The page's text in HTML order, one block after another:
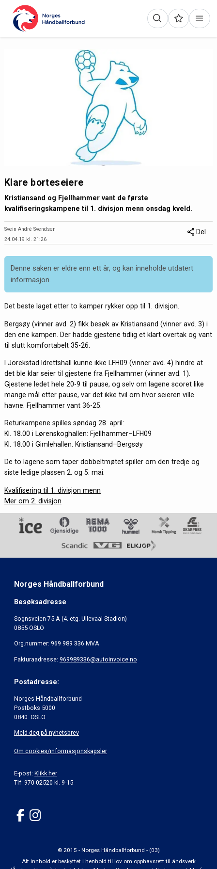
Klare borteseiere
Kristiansand og Fjellhammer vant de første
kvalifiseringskampene til 1. divisjon menn onsdag kveld.
Svein André Svendsen
24.04.19 kl. 21:26
Del
Denne saken er eldre enn ett år, og kan inneholde utdatert
informasjon.
Det beste laget etter to kamper rykker opp til 1. divisjon.
Bergsøy (vinner avd. 2) fikk besøk av Kristiansand (vinner avd. 3) i
den ene kampen. Der hadde gjestene tidlig et klart overtak og vant
til slutt komfortabelt 35-26.
I Jorekstad Idrettshall kunne ikke LFH09 (vinner avd. 4) hindre at
det ble klar seier til gjestene fra Fjellhammer (vinner avd. 1).
Gjestene ledet hele 20-9 til pause, og selv om lagene scoret like
mange mål etter pause, var det ikke tvil om hvor seieren ville
havne. Fjellhammer vant 36-25.
Returkampene spilles søndag 28. april:
Kl. 18.00 i Lørenskoghallen: Fjellhammer–LFH09
Kl. 18.00 i Gimlehallen: Kristiansand–Bergsøy
De to lagene som taper dobbeltmøtet spiller om den tredje og
siste ledige plassen 2. og 5. mai.
Kvalifisering til 1. divisjon menn
Mer om 2. divisjon
Norges Håndballforbund
Besøksadresse
Sognsveien 75 A (4. etg. Ullevaal Stadion)
0855 OSLO
Org.nummer: 969 989 336 MVA
Fakturaadresse: 969989336@autoinvoice.no
Postadresse:
Norges Håndballforbund
Postboks 5000
0840 OSLO
Meld deg på nyhetsbrev
Om cookies/informasjonskapsler
E-post: Klikk her
Tlf: 970 02520 kl. 9-15
© 2015 - Norges Håndballforbund - (03)
Alt innhold er beskyttet i henhold til lov om opphavsrett til åndsverk